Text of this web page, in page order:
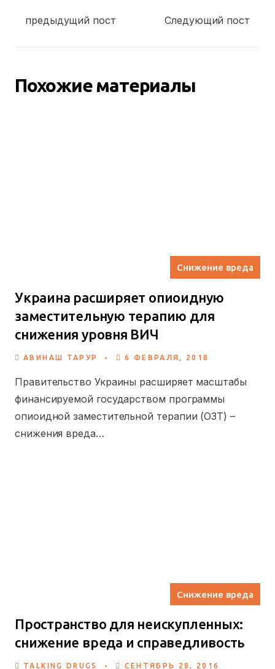
предыдущий пост Следующий пост
Похожие материалы
Снижение вреда
Украина расширяет опиоидную
заместительную терапию для
снижения уровня ВИЧ
АВИНАШ ТАРУР . 6 ФЕВРАЛЯ, 2018
Правительство Украины расширяет масштабы
финансируемой государством программы
опиоидной заместительной терапии (ОЗТ) –
снижения вреда…
Снижение вреда
Пространство для неискупленных:
снижение вреда и справедливость
TALKING DRUGS . СЕНТЯБРЬ 28, 2016